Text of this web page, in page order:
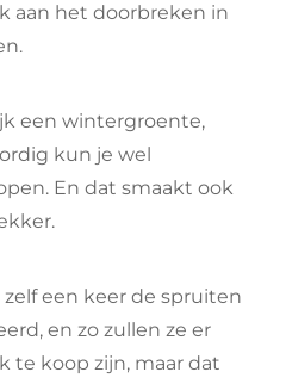
aan het doorbreken in
een wintergroente,
kun je wel
En dat smaakt ook
een keer de spruiten
en zo zullen ze er
te koop zijn, maar dat